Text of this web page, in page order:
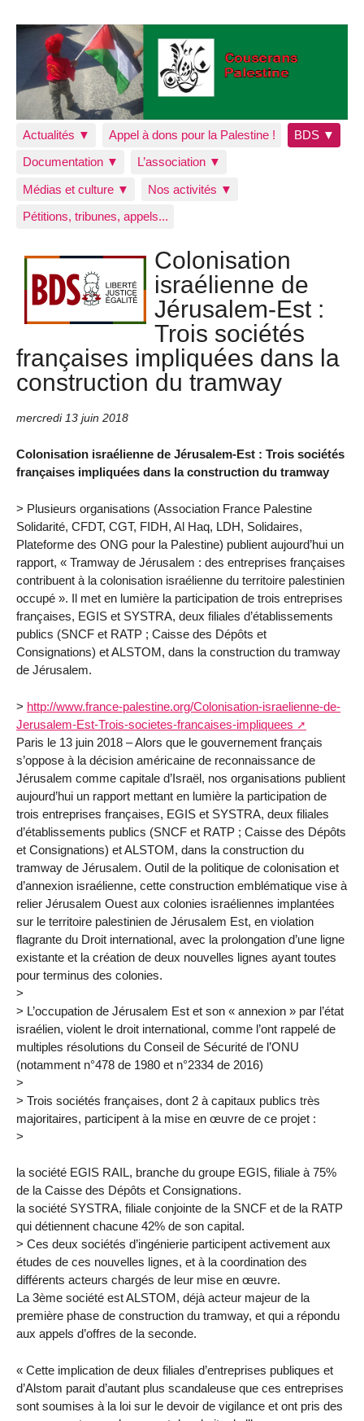
Actualités ▼ Appel à dons pour la Palestine !
BDS ▼
Documentation ▼
L’association ▼
Médias et culture ▼
Nos activités ▼
Pétitions, tribunes, appels...
Colonisation
israélienne de
Jérusalem-Est :
Trois sociétés
françaises impliquées dans la
construction du tramway
mercredi 13 juin 2018
Colonisation israélienne de Jérusalem-Est : Trois sociétés
françaises impliquées dans la construction du tramway
> Plusieurs organisations (Association France Palestine
Solidarité, CFDT, CGT, FIDH, Al Haq, LDH, Solidaires,
Plateforme des ONG pour la Palestine) publient aujourd’hui un
rapport, « Tramway de Jérusalem : des entreprises françaises
contribuent à la colonisation israélienne du territoire palestinien
occupé ». Il met en lumière la participation de trois entreprises
françaises, EGIS et SYSTRA, deux filiales d’établissements
publics (SNCF et RATP ; Caisse des Dépôts et
Consignations) et ALSTOM, dans la construction du tramway
de Jérusalem.
> http://www.france-palestine.org/Colonisation-israelienne-de-
Jerusalem-Est-Trois-societes-francaises-impliquees
Paris le 13 juin 2018 – Alors que le gouvernement français
s’oppose à la décision américaine de reconnaissance de
Jérusalem comme capitale d’Israël, nos organisations publient
aujourd’hui un rapport mettant en lumière la participation de
trois entreprises françaises, EGIS et SYSTRA, deux filiales
d’établissements publics (SNCF et RATP ; Caisse des Dépôts
et Consignations) et ALSTOM, dans la construction du
tramway de Jérusalem. Outil de la politique de colonisation et
d’annexion israélienne, cette construction emblématique vise à
relier Jérusalem Ouest aux colonies israéliennes implantées
sur le territoire palestinien de Jérusalem Est, en violation
flagrante du Droit international, avec la prolongation d’une ligne
existante et la création de deux nouvelles lignes ayant toutes
pour terminus des colonies.
>
> L’occupation de Jérusalem Est et son « annexion » par l’état
israélien, violent le droit international, comme l’ont rappelé de
multiples résolutions du Conseil de Sécurité de l’ONU
(notamment n°478 de 1980 et n°2334 de 2016)
>
> Trois sociétés françaises, dont 2 à capitaux publics très
majoritaires, participent à la mise en œuvre de ce projet :
>
la société EGIS RAIL, branche du groupe EGIS, filiale à 75%
de la Caisse des Dépôts et Consignations.
la société SYSTRA, filiale conjointe de la SNCF et de la RATP
qui détiennent chacune 42% de son capital.
> Ces deux sociétés d’ingénierie participent activement aux
études de ces nouvelles lignes, et à la coordination des
différents acteurs chargés de leur mise en œuvre.
La 3ème société est ALSTOM, déjà acteur majeur de la
première phase de construction du tramway, et qui a répondu
aux appels d’offres de la seconde.
« Cette implication de deux filiales d’entreprises publiques et
d’Alstom parait d’autant plus scandaleuse que ces entreprises
sont soumises à la loi sur le devoir de vigilance et ont pris des